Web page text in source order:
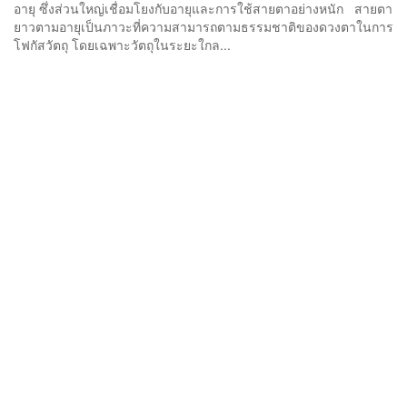
อายุ ซึ่งส่วนใหญ่เชื่อมโยงกับอายุและการใช้สายตาอย่างหนัก สายตา
ยาวตามอายุเป็นภาวะที่ความสามารถตามธรรมชาติของดวงตาในการ
โฟกัสวัตถุ โดยเฉพาะวัตถุในระยะใกล...